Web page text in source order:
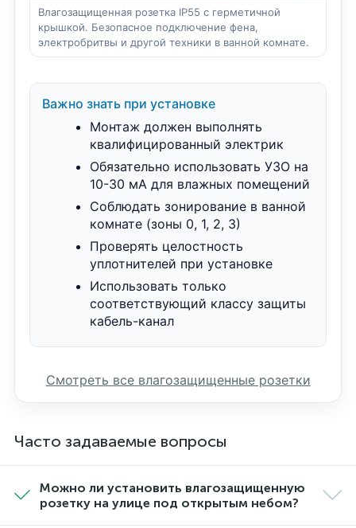
Влагозащищенная розетка IP55 с герметичной
крышкой. Безопасное подключение фена,
электробритвы и другой техники в ванной комнате.
Важно знать при установке
Монтаж должен выполнять
квалифицированный электрик
Обязательно использовать УЗО на
10-30 мА для влажных помещений
Соблюдать зонирование в ванной
комнате (зоны 0, 1, 2, 3)
Проверять целостность
уплотнителей при установке
Использовать только
соответствующий классу защиты
кабель-канал
Смотреть все влагозащищенные розетки
Часто задаваемые вопросы
Можно ли установить влагозащищенную
розетку на улице под открытым небом?